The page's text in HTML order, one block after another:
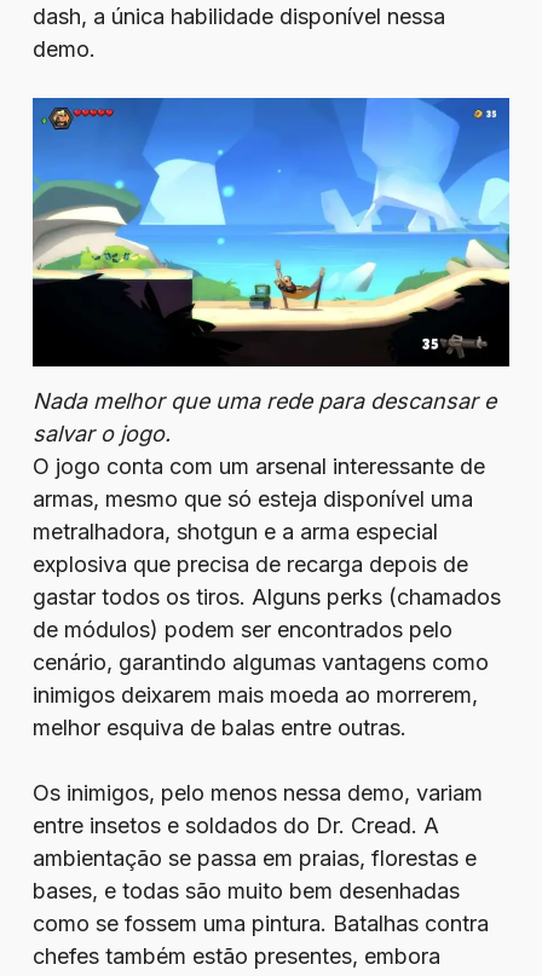
dash, a única habilidade disponível nessa
demo.
Nada melhor que uma rede para descansar e
salvar o jogo.
O jogo conta com um arsenal interessante de
armas, mesmo que só esteja disponível uma
metralhadora, shotgun e a arma especial
explosiva que precisa de recarga depois de
gastar todos os tiros. Alguns perks (chamados
de módulos) podem ser encontrados pelo
cenário, garantindo algumas vantagens como
inimigos deixarem mais moeda ao morrerem,
melhor esquiva de balas entre outras.
Os inimigos, pelo menos nessa demo, variam
entre insetos e soldados do Dr. Cread. A
ambientação se passa em praias, florestas e
bases, e todas são muito bem desenhadas
como se fossem uma pintura. Batalhas contra
chefes também estão presentes, embora